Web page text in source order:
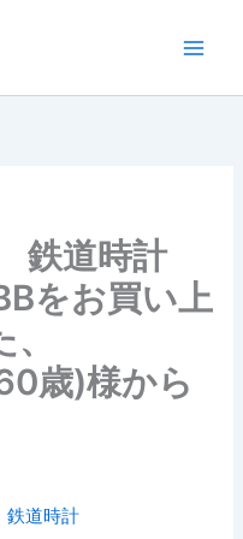
鉄道時計
をお買い上
歳)様から